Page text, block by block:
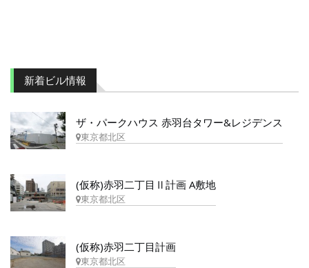
新着ビル情報
ザ・パークハウス 赤羽台タワー&レジデンス
東京都北区
(仮称)赤羽二丁目Ⅱ計画 A敷地
東京都北区
(仮称)赤羽二丁目計画
東京都北区